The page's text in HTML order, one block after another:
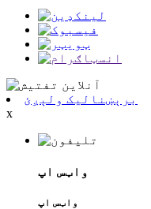
برېښنالیک ولېږئ
x
واټس اپ
واټس اپ